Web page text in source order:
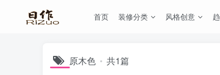
首页 装修分类 风格创意
原木色 共1篇